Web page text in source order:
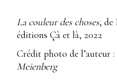
La couleur des choses, de
éditions Çà et là, 2022
Crédit photo de l’auteur :
Meienberg